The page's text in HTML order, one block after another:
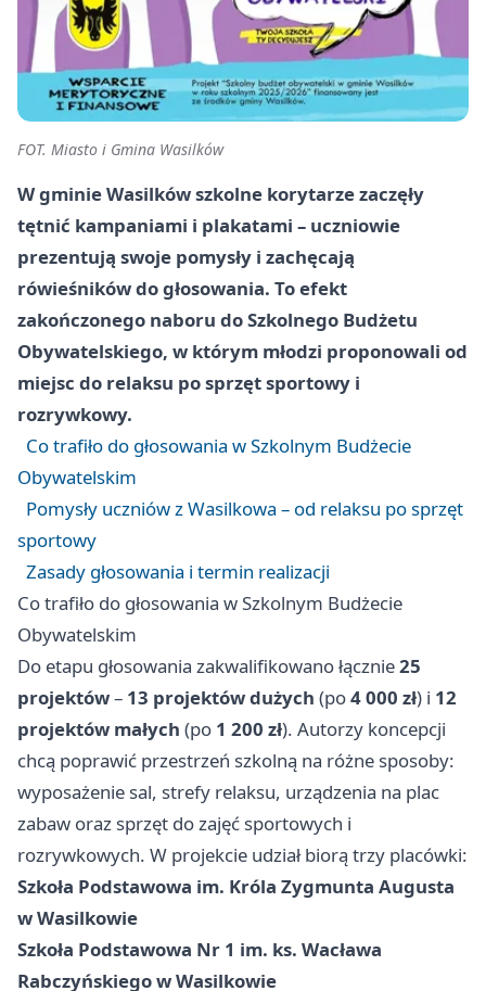
FOT. Miasto i Gmina Wasilków
W gminie Wasilków szkolne korytarze zaczęły
tętnić kampaniami i plakatami – uczniowie
prezentują swoje pomysły i zachęcają
rówieśników do głosowania. To efekt
zakończonego naboru do Szkolnego Budżetu
Obywatelskiego, w którym młodzi proponowali od
miejsc do relaksu po sprzęt sportowy i
rozrywkowy.
Co trafiło do głosowania w Szkolnym Budżecie
Obywatelskim
Pomysły uczniów z Wasilkowa – od relaksu po sprzęt
sportowy
Zasady głosowania i termin realizacji
Co trafiło do głosowania w Szkolnym Budżecie
Obywatelskim
Do etapu głosowania zakwalifikowano łącznie25
projektów– 13 projektów dużych (po4 000 zł) i 12
projektów małych (po 1 200 zł). Autorzy koncepcji
chcą poprawić przestrzeń szkolną na różne sposoby:
wyposażenie sal, strefy relaksu, urządzenia na plac
zabaw oraz sprzęt do zajęć sportowych i
rozrywkowych. W projekcie udział biorą trzy placówki:
Szkoła Podstawowa im. Króla Zygmunta Augusta
w Wasilkowie
Szkoła Podstawowa Nr 1 im. ks. Wacława
Rabczyńskiego w Wasilkowie